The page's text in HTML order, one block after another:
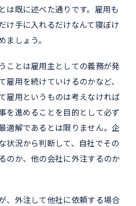
は既に述べた通りです。雇用も
け手に入れるだけなんて寝ぼけ
ましょう。
ことは雇用主としての義務が発
雇用を続けていけるのかなど、
雇用というものは考えなければ
を進めることを目的として必ず
適解であるとは限りません。企
状況から判断して、自社でその
のか、他の会社に外注するのか
、外注して他社に依頼する場合